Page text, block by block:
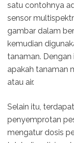
satu contohnya
sensor
gambar dalam
kemudian
tanaman.
apakah tanaman
atau air.
Selain itu,
penyemprotan
mengatur dosis